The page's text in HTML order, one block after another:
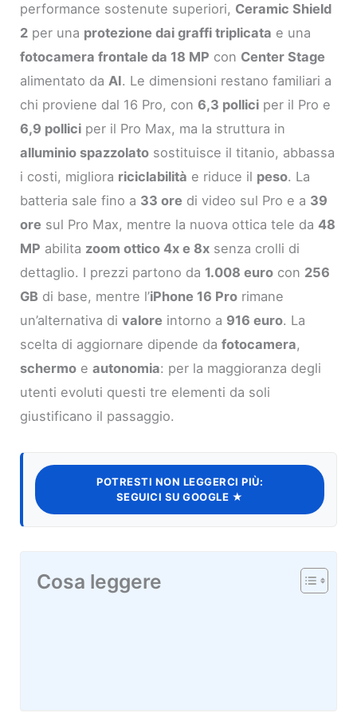
performance sostenute superiori, Ceramic Shield
2 per una protezione dai graffi triplicata e una
fotocamera frontale da 18 MP con Center Stage
alimentato daAI. Le dimensioni restano familiari a
chi proviene dal 16 Pro, con6,3 pollici per il Pro e
6,9 pollici per il Pro Max, ma la struttura in
alluminio spazzolato sostituisce il titanio, abbassa
i costi, migliora riciclabilità e riduce il peso. La
batteria sale fino a 33 ore di video sul Pro e a 39
ore sul Pro Max, mentre la nuova ottica tele da48
MP abilita zoom ottico 4x e 8x senza crolli di
dettaglio. I prezzi partono da 1.008 euro con 256
GB di base, mentre l’iPhone 16 Pro rimane
un’alternativa divalore intorno a 916 euro. La
scelta di aggiornare dipende dafotocamera,
schermo eautonomia: per la maggioranza degli
utenti evoluti questi tre elementi da soli
giustificano il passaggio.
POTRESTI NON LEGGERCI PIÙ:
SEGUICI SU GOOGLE ★
Cosa leggere